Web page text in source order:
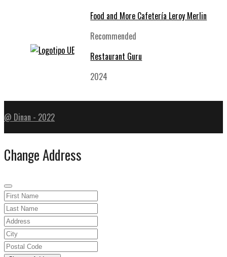
Food and More Cafetería Leroy Merlin
Recommended
Restaurant Guru
2024
@ Dinan - 2022
Change Address